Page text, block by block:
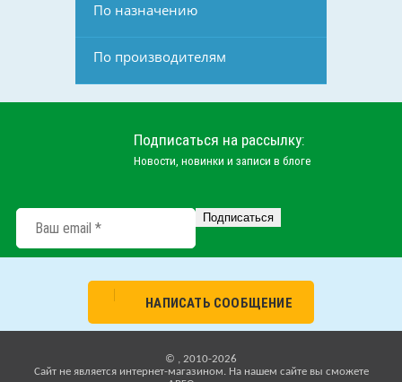
По назначению
По производителям
Подписаться на рассылку:
Новости, новинки и записи в блоге
НАПИСАТЬ СООБЩЕНИЕ
© , 2010-2026
Cайт не является интернет-магазином. На нашем сайте вы сможете